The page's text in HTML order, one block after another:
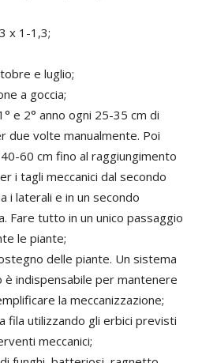
x 1-1,3;
e luglio;
a goccia;
e 2° anno ogni 25-35 cm di
due volte manualmente. Poi
60 cm fino al raggiungimento
i tagli meccanici dal secondo
i laterali e in un secondo
Fare tutto in un unico passaggio
le piante;
delle piante. Un sistema
indispensabile per mantenere
la meccanizzazione;
fila utilizzando gli erbici previsti
meccanici;